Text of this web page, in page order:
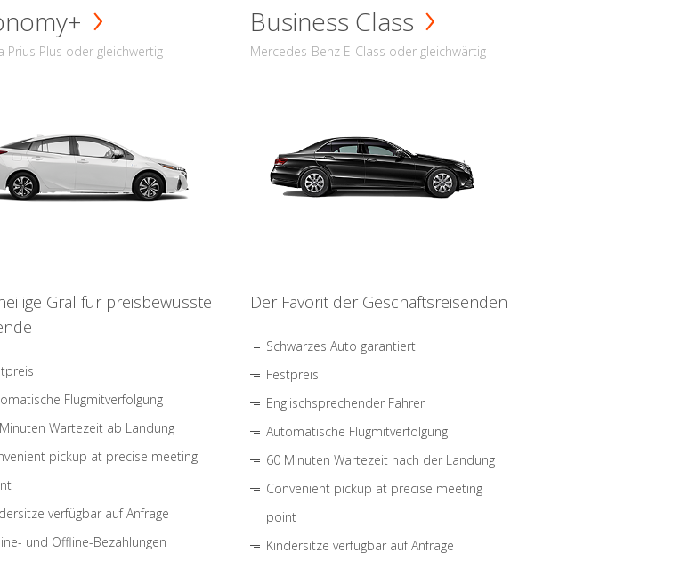
Prius Plus oder gleichwertig
Gral für preisbewusste
Flugmitverfolgung
Wartezeit ab Landung
pickup at precise meeting
verfügbar auf Anfrage
und Offline-Bezahlungen
Business Class
Mercedes-Benz E-Class oder gleichwärtig
Der Favorit der Geschäftsreisenden
Schwarzes Auto garantiert
Festpreis
Englischsprechender Fahrer
Automatische Flugmitverfolgung
60 Minuten Wartezeit nach der Landung
Convenient pickup at precise meeting
point
Kindersitze verfügbar auf Anfrage